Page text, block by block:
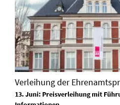
Verleihung der
13. Juni: Preisverleihung mit